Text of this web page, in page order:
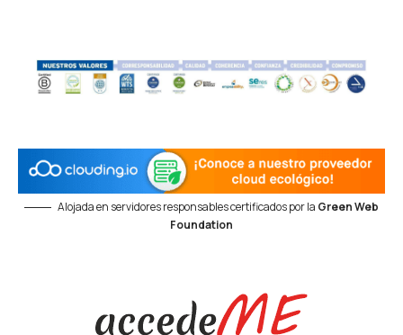
Alojada en servidores responsables certificados por la Green Web
Foundation